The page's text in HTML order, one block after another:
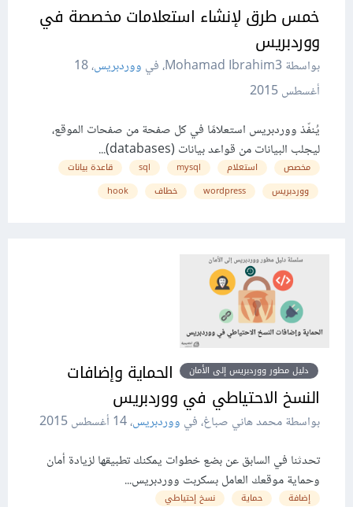
خمس طرق لإنشاء استعلامات مخصصة في
ووردبريس
بواسطة Mohamad Ibrahim3، في ووردبريس،18
أغسطس 2015
يُنفّذ ووردبريس استعلامًا في كل صفحة من صفحات الموقع،
ليجلب البيانات من قواعد بيانات (databases)...
مخصص استعلام mysql
sql
قاعدة بيانات
ووردبريس
wordpress خطاف hook
دليل مطور ووردبريس إلى الأمان
الحماية وإضافات
النسخ الاحتياطي في ووردبريس
بواسطة محمد هاني صباغ، في ووردبريس،14 أغسطس 2015
تحدثنا في السابق عن بضع خطوات يمكنك تطبيقها لزيادة أمان
وحماية موقعك العامل بسكربت ووردبريس...
إضافة حماية نسخ إحتياطي